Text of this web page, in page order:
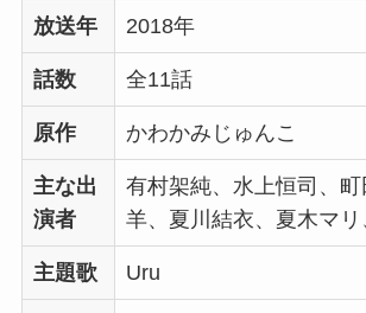
放送年 2018年
話数 全11話
原作 かわかみじゅんこ
主な出
演者
有村架純、水上恒司、町
羊、夏川結衣、夏木マ
主題歌 Uru